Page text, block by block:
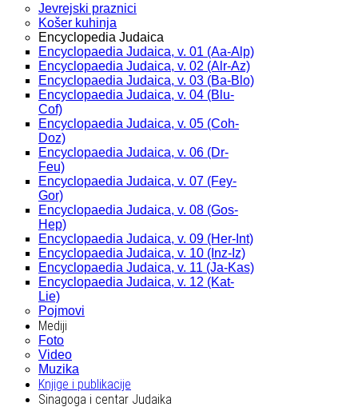
Jevrejski praznici
Košer kuhinja
Encyclopedia Judaica
Encyclopaedia Judaica, v. 01 (Aa-Alp)
Encyclopaedia Judaica, v. 02 (Alr-Az)
Encyclopaedia Judaica, v. 03 (Ba-Blo)
Encyclopaedia Judaica, v. 04 (Blu-
Cof)
Encyclopaedia Judaica, v. 05 (Coh-
Doz)
Encyclopaedia Judaica, v. 06 (Dr-
Feu)
Encyclopaedia Judaica, v. 07 (Fey-
Gor)
Encyclopaedia Judaica, v. 08 (Gos-
Hep)
Encyclopaedia Judaica, v. 09 (Her-Int)
Encyclopaedia Judaica, v. 10 (Inz-Iz)
Encyclopaedia Judaica, v. 11 (Ja-Kas)
Encyclopaedia Judaica, v. 12 (Kat-
Lie)
Pojmovi
Mediji
Foto
Video
Muzika
Knjige i publikacije
Sinagoga i centar Judaika